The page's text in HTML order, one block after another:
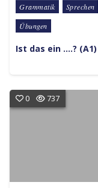
Posted in
Grammatik
Sprechen
Übungen
Ist das ein ….? (A1)
0 737